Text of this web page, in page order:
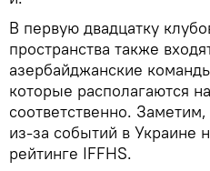
В первую двадцатку
пространства также
азербайджанские
которые располагаются
соответственно.
из-за событий в Украине
рейтинге IFFHS.